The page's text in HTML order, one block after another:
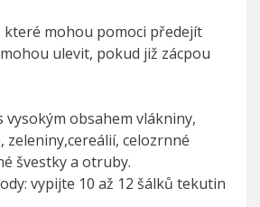
které mohou pomoci předejít
ulevit, pokud již zácpou
vysokým obsahem vlákniny,
zeleniny,cereálií, celozrnné
švestky a otruby.
vypijte 10 až 12 šálků tekutin